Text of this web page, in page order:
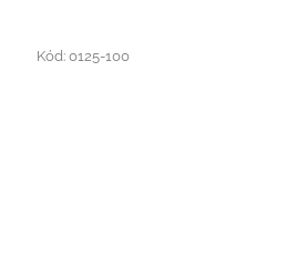
Kód:0125-100